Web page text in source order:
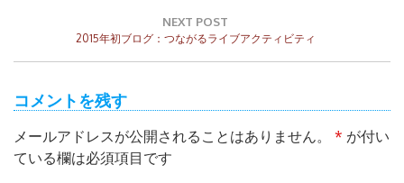
ン
NEXT POST
Next
2015年初ブログ：つながるライブアクティビティ
コメントを残す
メールアドレスが公開されることはありません。 * が付い
ている欄は必須項目です